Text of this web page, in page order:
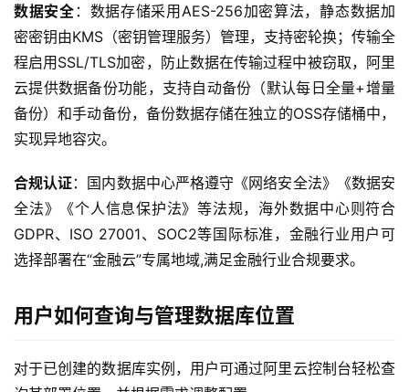
云
计
算
助
中
心
技
术
程
数据安全 ：数据存储采用AES-256加密算法，静态数据加
密密钥由KMS（密钥管理服务）管理，支持密轮换；传输全
程启用SSL/TLS加密，防止数据在传输过程中被窃取，阿里
云提供数据备份功能，支持自动备份（默认每日全量+增量
备份）和手动备份，备份数据存储在独立的OSS存储桶中，
实现异地容灾。
合规认证：国内数据中心严格遵守《网络安全法》《数据安
全法》《个人信息保护法》等法规，海外数据中心则符合
GDPR、ISO 27001、SOC2等国际标准，金融行业用户可
选择部署在“金融云”专属地域,满足金融行业合规要求。
用户如何查询与管理数据库位置
对于已创建的数据库实例，用户可通过阿里云控制台轻松查